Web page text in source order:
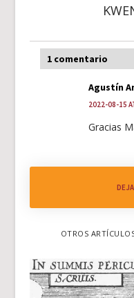
1 comentario
Agustín
2022-08-15
Gracias
OTROS